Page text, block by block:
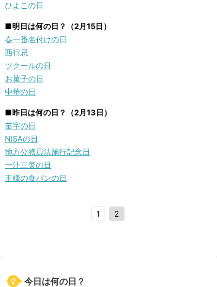
ひよこの日
■明日は何の日？（2月15日）
春一番名付けの日
西行忌
ツクールの日
お菓子の日
中華の日
■昨日は何の日？（2月13日）
苗字の日
NISAの日
地方公務員法施行記念日
一汁三菜の日
王様の食パンの日
1 2
今日は何の日？